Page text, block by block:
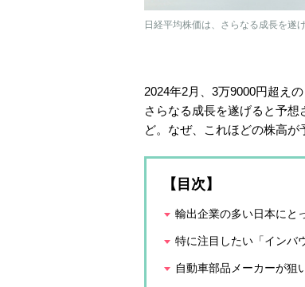
日経平均株価は、さらなる成長を遂
2024年2月、3万9000円超え
さらなる成長を遂げると予
ど。なぜ、これほどの株高が
【目次】
輸出企業の多い日本にと
特に注目したい「インバ
自動車部品メーカーが狙